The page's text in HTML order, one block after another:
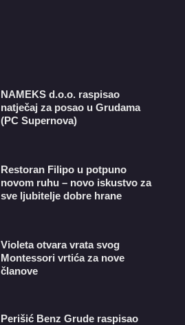
NAMEKS d.o.o. raspisao
natječaj za posao u Grudama
(PC Supernova)
Restoran Filipo u potpuno
novom ruhu – novo iskustvo za
sve ljubitelje dobre hrane
Violeta otvara vrata svog
Montessori vrtića za nove
članove
Perišić Benz Grude raspisao